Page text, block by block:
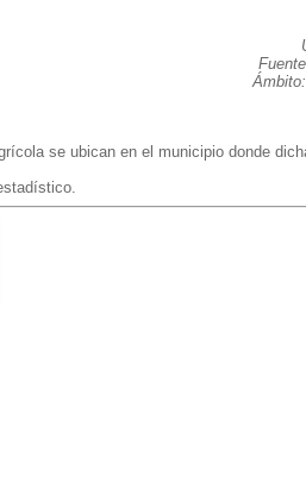
se ubican en el municipio donde